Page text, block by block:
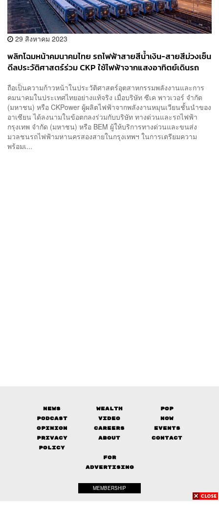
29 สิงหาคม 2023
พลิกโฉมหน้าคมนาคมไทย รถไฟฟ้าสายสีน้ำเงิน-สายสีม่วงเซ็น
ดีลประวัติศาสตร์ร่วม CKP ใช้ไฟฟ้าจากแสงอาทิตย์เดินรถ
ถือเป็นความก้าวหน้าในประวัติศาสตร์อุตสาหกรรมพลังงานและการ
คมนาคมในประเทศไทยอย่างแท้จริง เมื่อบริษัท ซีเค พาวเวอร์ จำกัด
(มหาชน) หรือ CKPower ผู้ผลิตไฟฟ้าจากพลังงานหมุนเวียนชั้นนำของ
อาเซียน ได้ลงนามในข้อตกลงร่วมกับบริษัท ทางด่วนและรถไฟฟ้า
กรุงเทพ จำกัด (มหาชน) หรือ BEM ผู้ให้บริการทางด่วนและขนส่ง
มวลชนรถไฟฟ้ามหานครสองสายในกรุงเทพฯ ในการเตรียมความ
พร้อมเ...
News Wealth
Pop
Podcast
Video
Now
Opinion
Careers
Events
Privacy
Policy
About Contact
FOR
ADVERTISING
MEMBERSHIP